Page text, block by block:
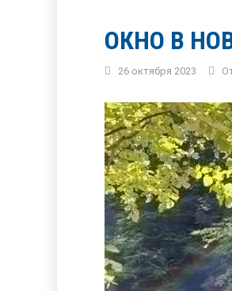
ОКНО В
26 октября 2023